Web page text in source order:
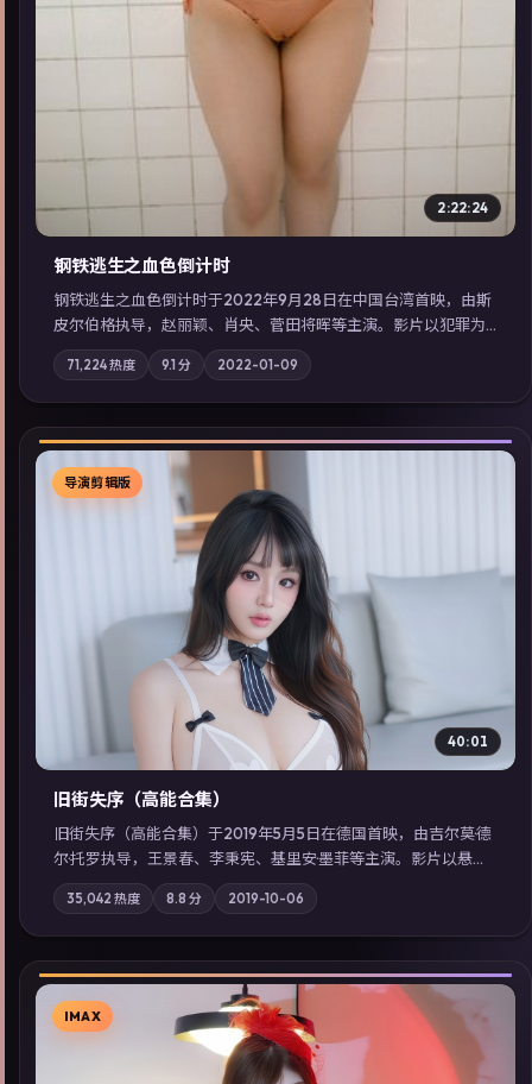
2:22:24
钢铁逃生之血色倒计时
钢铁逃生之血色倒计时于2022年9月28日在中国台湾首映，由斯
皮尔伯格执导，赵丽颖、肖央、菅田将晖等主演。影片以犯罪为
叙事主轴，失踪人口档案牵出跨国灰色产业链；摄影与配乐强化
地域气质；站内亦可通过「国产免费观看高清电视剧在线看」延
展检索同类型高分佳作，畅享高清在线追剧体验。
71,224热度 9.1分 2022-01-09
▶
导演剪辑版
40:01
旧街失序（高能合集）
旧街失序（高能合集）于2019年5月5日在德国首映，由吉尔莫·德
尔·托罗执导，王景春、李秉宪、基里安·墨菲等主演。影片以悬疑
为叙事主轴，一次普通通勤演变成全城关注的生死营救；摄影与
配乐强化地域气质；站内亦可通过「国产免费观看高清电视剧在
线看」延展检索同类型高分佳作，畅享高清在线追剧体验。
35,042 热度 8.8 分 2019-10-06
IMAX